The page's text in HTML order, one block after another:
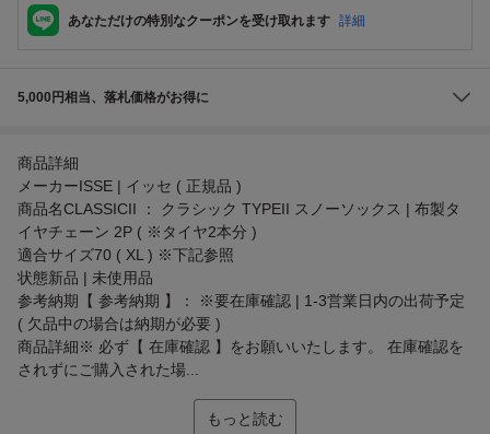
あなただけの特別なクーポンを受け取れます 詳細
5,000円相当、落札価格がお得に
商品詳細
メーカーISSE | イッセ ( 正規品 )
商品名CLASSICII ： クラシック TYPEII スノーソックス | 布製タ
イヤチェーン 2P ( ※タイヤ2本分 )
適合サイズ70 ( XL ) ※下記参照
状態新品 | 未使用品
参考納期【 参考納期 】： ※要在庫確認 | 1-3営業日内の出荷予定
( 欠品中の場合は納期が必要 )
商品詳細※ 必ず【 在庫確認 】をお願いいたします。 在庫確認を
されずにご購入された場...
もっと読む